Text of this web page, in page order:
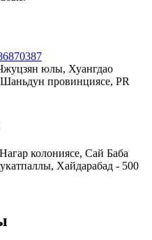
юлы, Хуангдао
провинциясе, PR
колониясе, Сай Баба
Хайдарабад - 500